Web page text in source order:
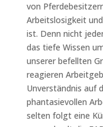
von
Arbeitslosigkeit
ist. Denn nicht
das tiefe Wissen
unserer befellten
reagieren
Unverständnis auf
phantasievollen
selten folgt eine